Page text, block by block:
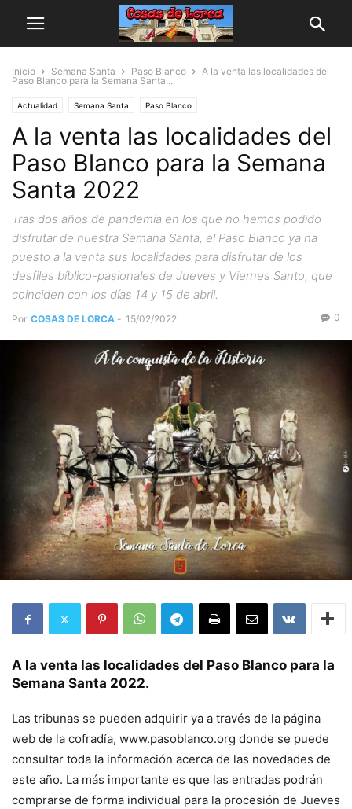
Inicio Semana Santa Paso Blanco
A la venta las localidades del
Paso Blanco para la Semana Santa...
Actualidad Semana Santa Paso Blanco
A la venta las localidades del
Paso Blanco para la Semana
Santa 2022
Tras dos años de pandemia en los que no hemos podido
disfrutar de nuestra Semana Santa, el Paso Blanco ya ha
puesto a la venta sus localidades para disfrutar de los
desfiles bíblico-pasionales de Jueves y Viernes Santo, que
coinciden con los días 14 y 15 de abril.
Por COSAS DE LORCA - 15/02/2022 0
A la venta las localidades del Paso Blanco para la
Semana Santa 2022.
Las tribunas se pueden adquirir ya a través de la página
web de la cofradía, www.pasoblanco.org donde se puede
consultar toda la información acerca de las novedades de
este año. La más importante es que las entradas podrán
comprarse de forma individual para la procesión de Jueves